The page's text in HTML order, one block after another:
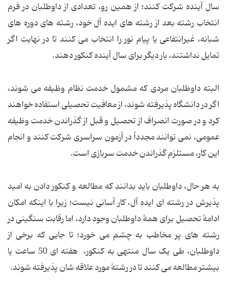
سال آینده شرکت کنند؛ از همین رو، تعدادی از داوطلبان در فرم
انتخاب رشته بعد از رشته های ایده آل خود، رشته های دوره های
شبانه، غیرانتفاعی یا پیام نور را انتخاب می کنند تا در نهایت اگر
تمایل نداشتند، بار دیگر برای سال آینده کنکور دهند.
البته داوطلبان مردی که مشمول خدمت نظام وظیفه می شوند،
اگر در دانشگاه پذیرفته شوند، از معافیت تحصیلی استفاده خواهند
کرد و در صورت انصراف از تحصیل و قبل از گذراندن خدمت وظیفه
عمومی، نمی توانند مجدداً در آزمون سراسری شرکت کنند و انجام
این کار، مستلزم گذراندن خدمت سربازی است.
به هر حال، داوطلبان باید بدانند که مطالعه و کنکور دادن به امید
پذیرش در رشته ای ایده آل، کار آسانی نیست؛ زیرا با اینکه امکان
ادامۀ تحصیل برای همۀ داوطلبان وجود دارد، اما رقابت سنگینی در
رشته های پر مخاطب به چشم می خورد؛ تا جایی که برخی از
داوطلبان، طی یک سال منتهی به کنکور، هفته ای 50 ساعت یا
بیشتر مطالعه می کنند تا در رشتۀ مورد علاقه شان پذیرفته شوند.